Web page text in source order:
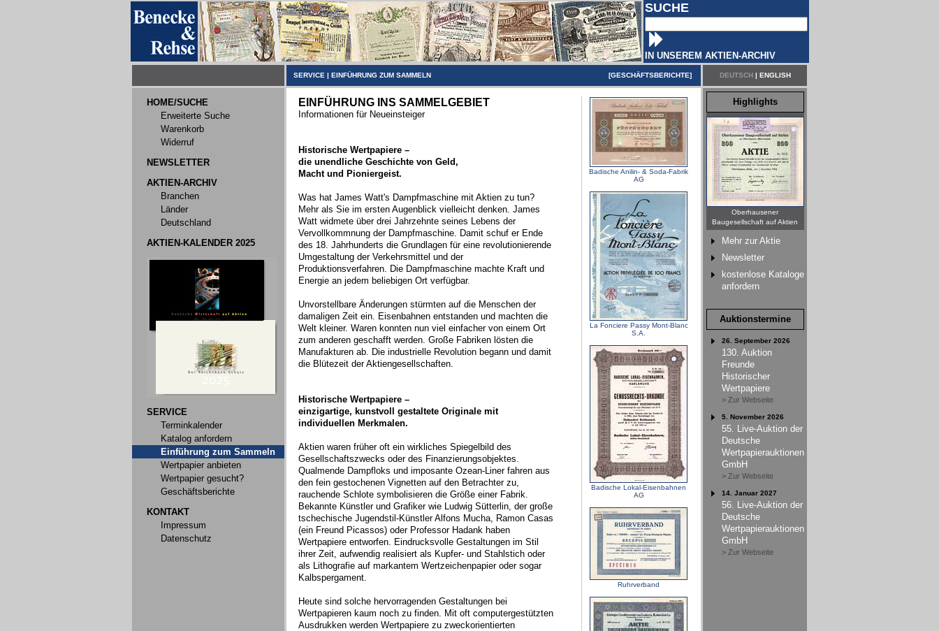
SUCHE
IN UNSEREM AKTIEN-ARCHIV
SERVICE | EINFÜHRUNG ZUM SAMMELN [GESCHÄFTSBERICHTE] DEUTSCH| ENGLISH
HOME/SUCHE
Erweiterte Suche
Warenkorb
Widerruf
NEWSLETTER
AKTIEN-ARCHIV
Branchen
Länder
Deutschland
AKTIEN-KALENDER 2025
SERVICE
Terminkalender
Katalog anfordern
Einführung zum Sammeln
Wertpapier anbieten
Wertpapier gesucht?
Geschäftsberichte
KONTAKT
Impressum
Datenschutz
EINFÜHRUNG INS SAMMELGEBIET
Informationen für Neueinsteiger
Historische Wertpapiere –
die unendliche Geschichte von Geld,
Macht und Pioniergeist.
Was hat James Watt's Dampfmaschine mit Aktien zu tun?
Mehr als Sie im ersten Augenblick vielleicht denken. James
Watt widmete über drei Jahrzehnte seines Lebens der
Vervollkommnung der Dampfmaschine. Damit schuf er Ende
des 18. Jahrhunderts die Grundlagen für eine revolutionierende
Umgestaltung der Verkehrsmittel und der
Produktionsverfahren. Die Dampfmaschine machte Kraft und
Energie an jedem beliebigen Ort verfügbar.
Unvorstellbare Änderungen stürmten auf die Menschen der
damaligen Zeit ein. Eisenbahnen entstanden und machten die
Welt kleiner. Waren konnten nun viel einfacher von einem Ort
zum anderen geschafft werden. Große Fabriken lösten die
Manufakturen ab. Die industrielle Revolution begann und damit
die Blütezeit der Aktiengesellschaften.
Historische Wertpapiere –
einzigartige, kunstvoll gestaltete Originale mit
individuellen Merkmalen.
Aktien waren früher oft ein wirkliches Spiegelbild des
Gesellschaftszwecks oder des Finanzierungsobjektes.
Qualmende Dampfloks und imposante Ozean-Liner fahren aus
den fein gestochenen Vignetten auf den Betrachter zu,
rauchende Schlote symbolisieren die Größe einer Fabrik.
Bekannte Künstler und Grafiker wie Ludwig Sütterlin, der große
tschechische Jugendstil-Künstler Alfons Mucha, Ramon Casas
(ein Freund Picassos) oder Professor Hadank haben
Wertpapiere entworfen. Eindrucksvolle Gestaltungen im Stil
ihrer Zeit, aufwendig realisiert als Kupfer- und Stahlstich oder
als Lithografie auf markantem Wertzeichenpapier oder sogar
Kalbspergament.
Heute sind solche hervorragenden Gestaltungen bei
Wertpapieren kaum noch zu finden. Mit oft computergestützten
Ausdrukken werden Wertpapiere zu zweckorientierten
Badische Anilin- & Soda-Fabrik
AG
La Fonciere Passy Mont-Blanc
S.A.
Badische Lokal-Eisenbahnen
AG
Ruhrverband
Highlights
Oberhausener
Baugesellschaft auf Aktien
Mehr zur Aktie
Newsletter
kostenlose Kataloge
anfordern
Auktionstermine
26. September 2026
130. Auktion
Freunde
Historischer
Wertpapiere
> Zur Webseite
5. November 2026
55. Live-Auktion der
Deutsche
Wertpapierauktionen
GmbH
> Zur Webseite
14. Januar 2027
56. Live-Auktion der
Deutsche
Wertpapierauktionen
GmbH
> Zur Webseite